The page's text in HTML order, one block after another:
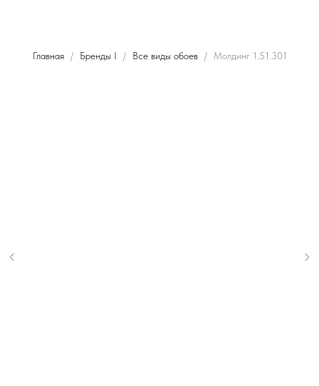
Главная Бренды I Все виды обоев Молдинг 1.51.301